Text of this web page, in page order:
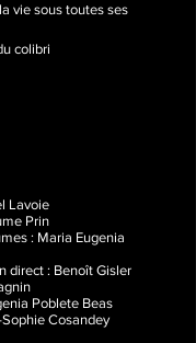
vie sous toutes ses
colibri
Lavoie
Prin
: Maria Eugenia
direct : Benoît Gisler
Poblete Beas
Cosandey